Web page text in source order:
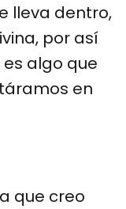
lleva dentro,
por así
es algo que
en
que creo